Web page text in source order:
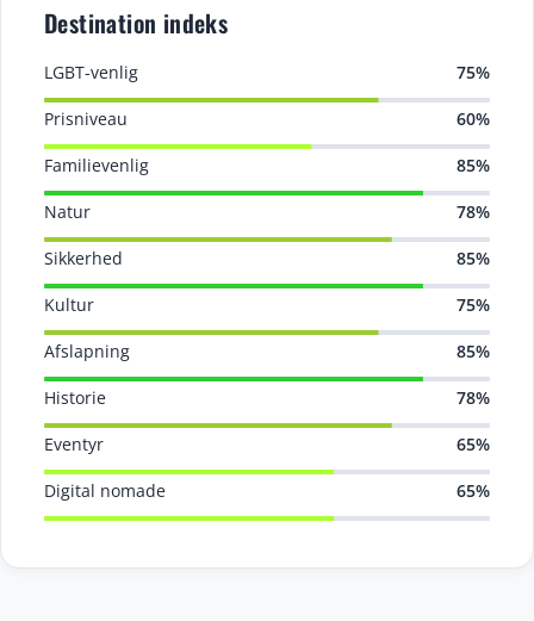
Destination indeks
LGBT-venlig 75%
Prisniveau 60%
Familievenlig 85%
Natur 78%
Sikkerhed 85%
Kultur 75%
Afslapning 85%
Historie 78%
Eventyr 65%
Digital nomade 65%